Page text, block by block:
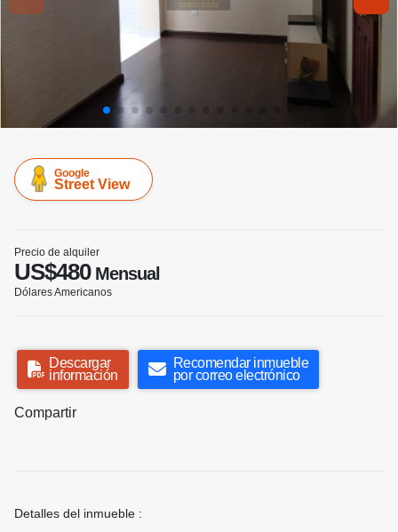
Google
Street View
Precio de alquiler
US$480Mensual
Dólares Americanos
Descargar
información
Recomendar inmueble
por correo electrónico
Compartir
Detalles del inmueble :